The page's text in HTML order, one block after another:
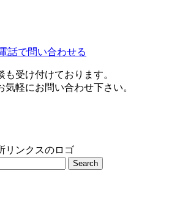
話で問い合わせる
受け付けております。
気軽にお問い合わせ下さい。
Search